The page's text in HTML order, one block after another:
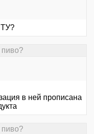
пиво?
в ней прописана
пиво?